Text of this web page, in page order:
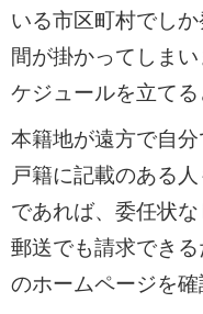
いる市区町村でし
間が掛かってしま
ケジュールを立てる
本籍地が遠方で自分
戸籍に記載のある
であれば、委任状な
郵送でも請求でき
のホームページを確